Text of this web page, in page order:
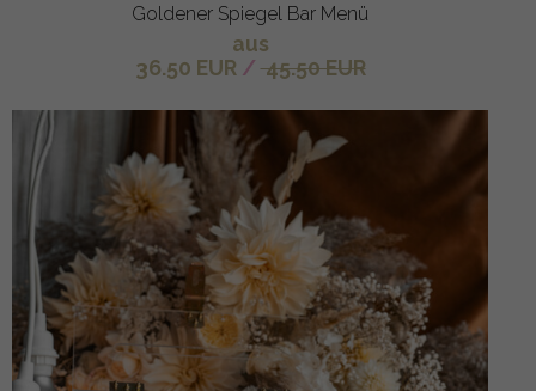
Goldener Spiegel Bar Menü
aus
36.50 EUR / 45.50 EUR